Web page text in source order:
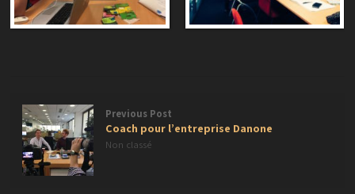
Previous Post
Coach pour l’entreprise Danone
Non classé